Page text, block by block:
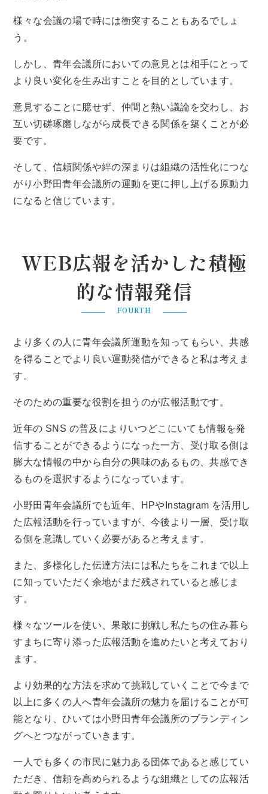
様々な会議の場で時には衝突することもあるでしょ
う。
しかし、青年会議所においての意見とは相手にとって
より良い変化を生み出すことを目的としています。
意見することに臆せず、仲間と熱い議論を交わし、お
互い切磋琢磨しながら成長できる関係を築くことが必
要です。
そして、信頼関係や絆の深まりは組織の活性化につな
がり小野田青年会議所の運動を更に押し上げる原動力
になると信じています。
WEB広報を活かした積極
的な情報発信
FOURTH
より多くの人に青年会議所運動を知ってもらい、共感
を得ることでより良い運動発信ができると私は考えま
す。
そのための重要な役割を担うのが広報活動です。
近年の SNS の普及によりいつどこにいても情報を発
信することができるようになった一方、受け取る側は
膨大な情報の中から自分の興味のあるもの、共感でき
るものを選択するようになっています。
小野田青年会議所でも近年、HPやInstagram を活用し
た広報活動を行っていますが、今後より一層、受け取
る側を意識していく必要があると考えます。
また、多様化した伝達方法には私たちをこれまで以上
に知っていただく余地がまだ残されていると感じま
す。
様々なツールを使い、果敢に挑戦し私たちの住み暮ら
すまちに寄り添った広報活動を進めたいと考えており
ます。
より効果的な方法を求めて挑戦していくことで今まで
以上に多くの人へ青年会議所の魅力を届けることが可
能となり、ひいては小野田青年会議所のブランディン
グへとつながっていきます。
一人でも多くの市民に魅力ある団体であると感じてい
ただき、信頼を高められるような組織としての広報活